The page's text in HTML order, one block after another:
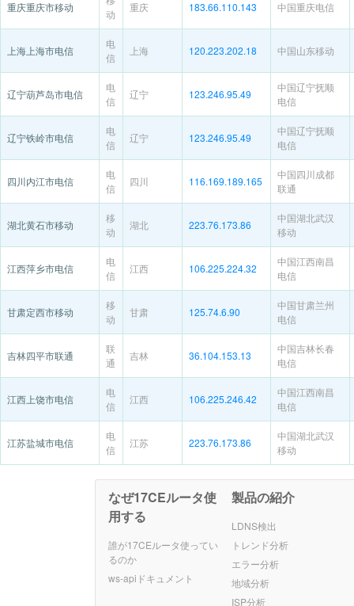
重庆重庆市移动
动
重庆 183.66.110.143 中国重庆电信
上海上海市电信
电
信
上海 120.223.202.18 中国山东移动
辽宁葫芦岛市电信
电
信
辽宁 123.246.95.49
中国辽宁抚顺
电信
辽宁铁岭市电信
电
信
辽宁 123.246.95.49
中国辽宁抚顺
电信
四川内江市电信
电
信
四川 116.169.189.165
中国四川成都
联通
湖北黄石市移动
移
动
湖北 223.76.173.86
中国湖北武汉
移动
江西萍乡市电信
电
信
江西 106.225.224.32
中国江西南昌
电信
甘肃定西市移动
移
动
甘肃 125.74.6.90
中国甘肃兰州
电信
吉林四平市联通
联
通
吉林 36.104.153.13
中国吉林长春
电信
江西上饶市电信
电
信
江西 106.225.246.42
中国江西南昌
电信
江苏盐城市电信
电
信
江苏 223.76.173.86
中国湖北武汉
移动
なぜ17CEルータ使
用する
誰が17CEルータ使ってい
るのか
ws-apiドキュメント
製品の紹介
LDNS検出
トレンド分析
エラー分析
地域分析
ISP分析